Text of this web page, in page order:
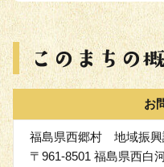
お
福島県西郷村 地域振興
〒961-8501 福島県西白